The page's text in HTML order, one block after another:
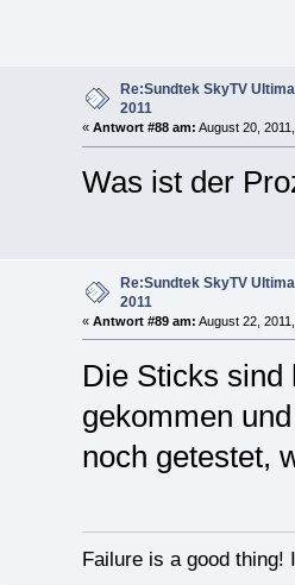
Re:Sundtek SkyTV
2011
« Antwort #88 am: August 20,
Was ist der
Re:Sundtek SkyTV
2011
« Antwort #89 am: August 22,
Die Sticks sind
gekommen
noch getestet,
Failure is a good thing!